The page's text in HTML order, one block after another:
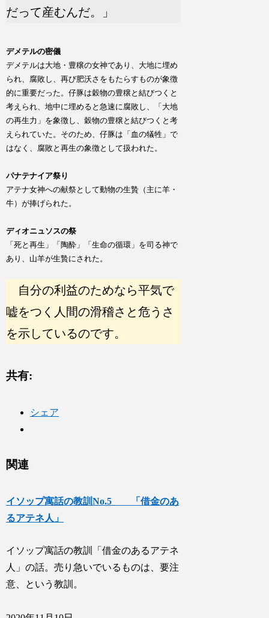
だって産むんだ。」
デメテルの密儀
デメテルは大地・豊穣の女神であり、大地に埋め
られ、腐敗し、再び肥沃さをもたらすものが象徴
的に重要だった。仔豚は穀物の豊穣と結びつくと
考えられ、地中に埋めると急速に腐敗し、「大地
の再生力」を象徴し、穀物の豊穣と結びつくと考
えられていた。そのため、仔豚は「血の犠牲」で
はなく、腐敗と再生の象徴として扱われた。
パナテナイア祭り
アテナ女神への献祭として動物の生贄（主に羊・
牛）が捧げられた。
ディオニュソスの祭
「死と再生」「陶酔」「生命の循環」を司る神で
あり、山羊が生贄にされた。
自分の利益のためなら平気で
嘘をつく人間の滑稽さと危うさ
を示しているのです。
共有:
シェア
関連
イソップ寓話の教訓No.5 「借金のあ
るアテネ人」
イソップ寓話の教訓「借金のあるアテネ
人」の話。売り急いでいるものは、要注
意、という教訓。